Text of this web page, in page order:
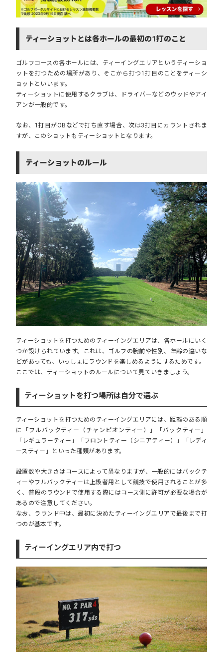
ティーショットとは各ホールの最初の1打のこと
ゴルフコースの各ホールには、ティーイングエリアというティーショ
ットを打つための場所があり、そこから打つ1打目のことをティーシ
ョットといいます。
ティーショットに使用するクラブは、ドライバーなどのウッドやアイ
アンが一般的です。
なお、1打目がOBなどで打ち直す場合、次は3打目にカウントされま
すが、このショットもティーショットとなります。
ティーショットのルール
ティーショットを打つためのティーイングエリアは、各ホールにいく
つか設けられています。これは、ゴルフの腕前や性別、年齢の違いな
どがあっても、いっしょにラウンドを楽しめるようにするためです。
ここでは、ティーショットのルールについて見ていきましょう。
ティーショットを打つ場所は自分で選ぶ
ティーショットを打つためのティーイングエリアには、距離のある順
に「フルバックティー（チャンピオンティー）」「バックティー」
「レギュラーティー」「フロントティー（シニアティー）」「レディ
ースティー」といった種類があります。
設置数や大きさはコースによって異なりますが、一般的にはバックテ
ィーやフルバックティーは上級者用として競技で使用されることが多
く、普段のラウンドで使用する際にはコース側に許可が必要な場合が
あるので注意してください。
なお、ラウンド中は、最初に決めたティーイングエリアで最後まで打
つのが基本です。
ティーイングエリア内で打つ